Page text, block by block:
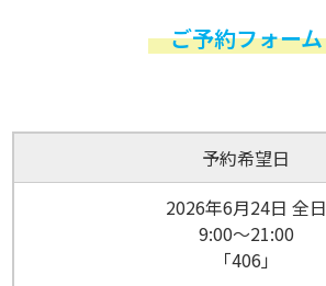
ご予約フォーム
予約希望日
2026年6月24日 全日
9:00～21:00
「406」